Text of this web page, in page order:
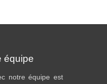
équipe
notre équipe est